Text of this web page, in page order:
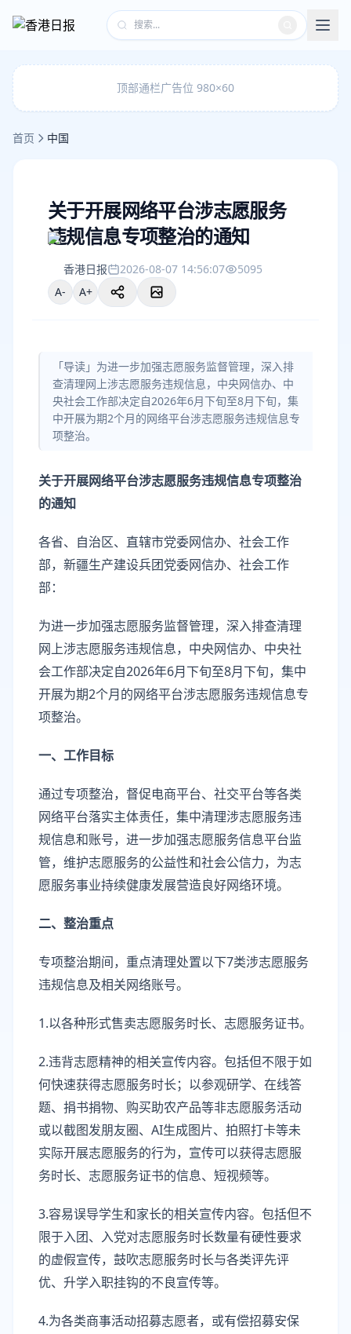
顶部通栏广告位 980×60
首页 中国
关于开展网络平台涉志愿服务
违规信息专项整治的通知
香港日报 2026-08-07 14:56:07
5095
A-
A+
「导读」为进一步加强志愿服务监督管理，深入排
查清理网上涉志愿服务违规信息，中央网信办、中
央社会工作部决定自2026年6月下旬至8月下旬，集
中开展为期2个月的网络平台涉志愿服务违规信息专
项整治。
关于开展网络平台涉志愿服务违规信息专项整治
的通知
各省、自治区、直辖市党委网信办、社会工作
部，新疆生产建设兵团党委网信办、社会工作
部：
为进一步加强志愿服务监督管理，深入排查清理
网上涉志愿服务违规信息，中央网信办、中央社
会工作部决定自2026年6月下旬至8月下旬，集中
开展为期2个月的网络平台涉志愿服务违规信息专
项整治。
一、工作目标
通过专项整治，督促电商平台、社交平台等各类
网络平台落实主体责任，集中清理涉志愿服务违
规信息和账号，进一步加强志愿服务信息平台监
管，维护志愿服务的公益性和社会公信力，为志
愿服务事业持续健康发展营造良好网络环境。
二、整治重点
专项整治期间，重点清理处置以下7类涉志愿服务
违规信息及相关网络账号。
1.以各种形式售卖志愿服务时长、志愿服务证书。
2.违背志愿精神的相关宣传内容。包括但不限于如
何快速获得志愿服务时长；以参观研学、在线答
题、捐书捐物、购买助农产品等非志愿服务活动
或以截图发朋友圈、AI生成图片、拍照打卡等未
实际开展志愿服务的行为，宣传可以获得志愿服
务时长、志愿服务证书的信息、短视频等。
3.容易误导学生和家长的相关宣传内容。包括但不
限于入团、入党对志愿服务时长数量有硬性要求
的虚假宣传，鼓吹志愿服务时长与各类评先评
优、升学入职挂钩的不良宣传等。
4.为各类商事活动招募志愿者，或有偿招募安保